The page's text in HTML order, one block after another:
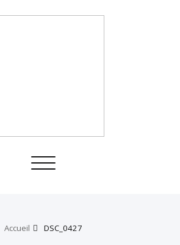
Toggle
Accueil DSC_0427